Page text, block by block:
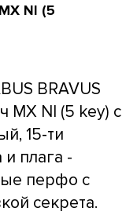
NI (5
BRAVUS
MX NI (5 key) с
15-ти
плага -
перфо с
секрета.